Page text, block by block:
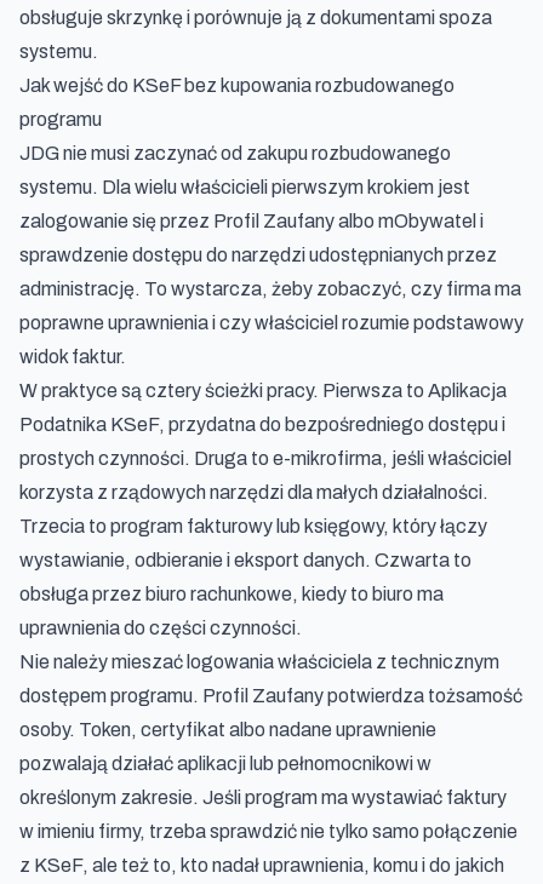
obsługuje skrzynkę i porównuje ją z dokumentami spoza
systemu.
Jak wejść do KSeF bez kupowania rozbudowanego
programu
JDG nie musi zaczynać od zakupu rozbudowanego
systemu. Dla wielu właścicieli pierwszym krokiem jest
zalogowanie się przez Profil Zaufany albo mObywatel i
sprawdzenie dostępu do narzędzi udostępnianych przez
administrację. To wystarcza, żeby zobaczyć, czy firma ma
poprawne uprawnienia i czy właściciel rozumie podstawowy
widok faktur.
W praktyce są cztery ścieżki pracy. Pierwsza to Aplikacja
Podatnika KSeF, przydatna do bezpośredniego dostępu i
prostych czynności. Druga to e-mikrofirma, jeśli właściciel
korzysta z rządowych narzędzi dla małych działalności.
Trzecia to program fakturowy lub księgowy, który łączy
wystawianie, odbieranie i eksport danych. Czwarta to
obsługa przez biuro rachunkowe, kiedy to biuro ma
uprawnienia do części czynności.
Nie należy mieszać logowania właściciela z technicznym
dostępem programu. Profil Zaufany potwierdza tożsamość
osoby. Token, certyfikat albo nadane uprawnienie
pozwalają działać aplikacji lub pełnomocnikowi w
określonym zakresie. Jeśli program ma wystawiać faktury
w imieniu firmy, trzeba sprawdzić nie tylko samo połączenie
z KSeF, ale też to, kto nadał uprawnienia, komu i do jakich